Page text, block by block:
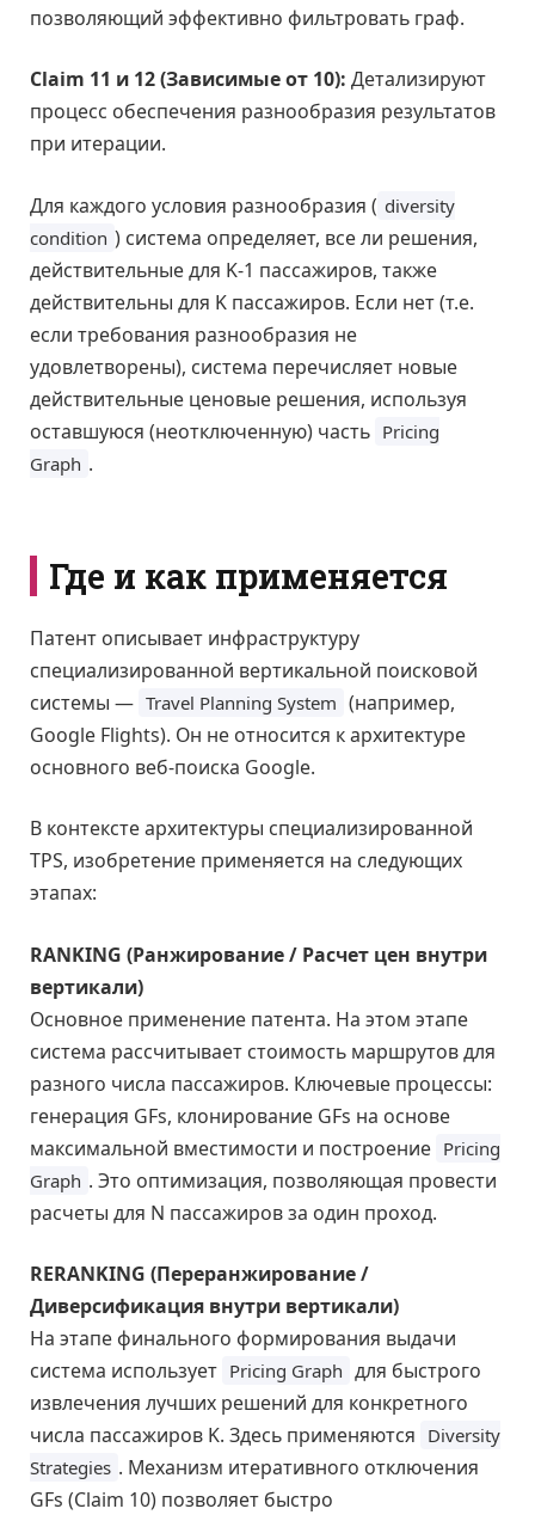
позволяющий эффективно фильтровать граф.
Claim 11 и 12 (Зависимые от 10): Детализируют
процесс обеспечения разнообразия результатов
при итерации.
Для каждого условия разнообразия ( diversity
condition ) система определяет, все ли решения,
действительные для K-1 пассажиров, также
действительны для K пассажиров. Если нет (т.е.
если требования разнообразия не
удовлетворены), система перечисляет новые
действительные ценовые решения, используя
оставшуюся (неотключенную) часть Pricing
Graph .
Где и как применяется
Патент описывает инфраструктуру
специализированной вертикальной поисковой
системы — Travel Planning System (например,
Google Flights). Он не относится к архитектуре
основного веб-поиска Google.
В контексте архитектуры специализированной
TPS, изобретение применяется на следующих
этапах:
RANKING (Ранжирование / Расчет цен внутри
вертикали)
Основное применение патента. На этом этапе
система рассчитывает стоимость маршрутов для
разного числа пассажиров. Ключевые процессы:
генерация GFs, клонирование GFs на основе
максимальной вместимости и построение Pricing
Graph . Это оптимизация, позволяющая провести
расчеты для N пассажиров за один проход.
RERANKING (Переранжирование /
Диверсификация внутри вертикали)
На этапе финального формирования выдачи
система использует Pricing Graph для быстрого
извлечения лучших решений для конкретного
числа пассажиров K. Здесь применяются Diversity
Strategies . Механизм итеративного отключения
GFs (Claim 10) позволяет быстро